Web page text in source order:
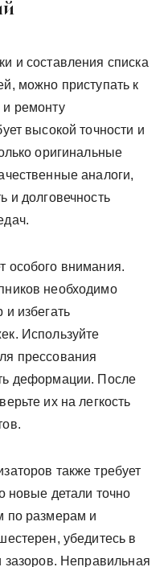
и составления списка
можно приступать к
ремонту
высокой точности и
оригинальные
аналоги,
и долговечность
особого внимания.
необходимо
избегать
Используйте
прессования
деформации. После
их на легкость
также требует
новые детали точно
по размерам и
убедитесь в
зазоров. Неправильная